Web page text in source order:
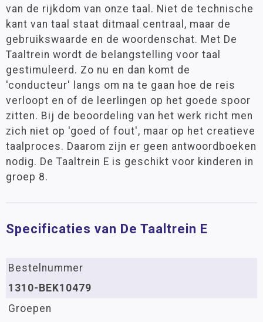
van de rijkdom van onze taal. Niet de technische
kant van taal staat ditmaal centraal, maar de
gebruikswaarde en de woordenschat. Met De
Taaltrein wordt de belangstelling voor taal
gestimuleerd. Zo nu en dan komt de
'conducteur' langs om na te gaan hoe de reis
verloopt en of de leerlingen op het goede spoor
zitten. Bij de beoordeling van het werk richt men
zich niet op 'goed of fout', maar op het creatieve
taalproces. Daarom zijn er geen antwoordboeken
nodig. De Taaltrein E is geschikt voor kinderen in
groep 8.
Specificaties van De Taaltrein E
Bestelnummer
1310-BEK10479
Groepen